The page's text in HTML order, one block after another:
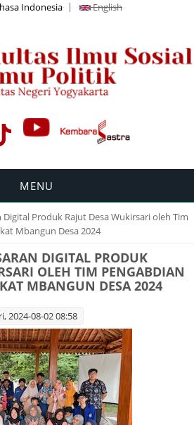
Indonesia English
MENU
Digital Produk Rajut Desa Wukirsari oleh Tim
Mbangun Desa 2024
DIGITAL PRODUK
OLEH TIM PENGABDIAN
MBANGUN DESA 2024
2024-08-02 08:58